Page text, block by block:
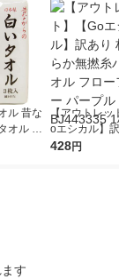
ル 昔な
オル ホ
日本製
【アウトレッ
oエシカル】
やわらか無撚
428円
す